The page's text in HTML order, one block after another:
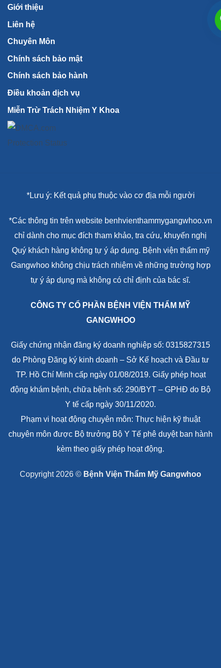
Giới thiệu
Liên hệ
Chuyên Môn
Chính sách bảo mật
Chính sách bảo hành
Điều khoản dịch vụ
Miễn Trừ Trách Nhiệm Y Khoa
*Lưu ý: Kết quả phụ thuộc vào cơ địa mỗi người
*Các thông tin trên website benhvienthammygangwhoo.vn
chỉ dành cho mục đích tham khảo, tra cứu, khuyến nghị
Quý khách hàng không tự ý áp dụng. Bệnh viện thẩm mỹ
Gangwhoo không chịu trách nhiệm về những trường hợp
tự ý áp dụng mà không có chỉ định của bác sĩ.
CÔNG TY CỔ PHẦN BỆNH VIỆN THẨM MỸ
GANGWHOO
Giấy chứng nhận đăng ký doanh nghiệp số: 0315827315
do Phòng Đăng ký kinh doanh – Sở Kế hoạch và Đầu tư
TP. Hồ Chí Minh cấp ngày 01/08/2019. Giấy phép hoạt
động khám bệnh, chữa bệnh số: 290/BYT – GPHĐ do Bộ
Y tế cấp ngày 30/11/2020.
Phạm vi hoạt động chuyên môn: Thực hiện kỹ thuật
chuyên môn được Bộ trưởng Bộ Y Tế phê duyệt ban hành
kèm theo giấy phép hoạt động.
Copyright 2026 © Bệnh Viện Thẩm Mỹ Gangwhoo